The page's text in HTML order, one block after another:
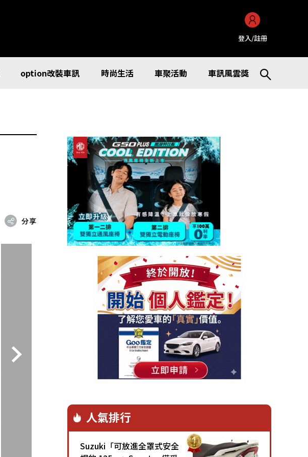
登入/註冊
option改裝車訊 時尚生活 車聚活動 車訊風雲獎
分享
人氣排行
Suzuki「可放進全罩式安全